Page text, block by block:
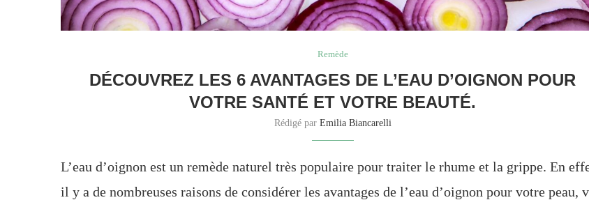
Remède
DÉCOUVREZ LES 6 AVANTAGES DE L’EAU D’OIGNON POUR
VOTRE SANTÉ ET VOTRE BEAUTÉ.
Rédigé par Emilia Biancarelli
L’eau d’oignon est un remède naturel très populaire pour traiter le rhume et la grippe. En
il y a de nombreuses raisons de considérer les avantages de l’eau d’oignon pour votre peau,